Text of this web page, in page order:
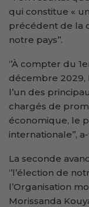
qui constitue «
précédent de la
notre pays’’.
‘’À compter du
décembre 2029,
l’un des
chargés de
économique, le
internationale’’,
La seconde
‘’l’élection de
l’Organisation
Morissanda